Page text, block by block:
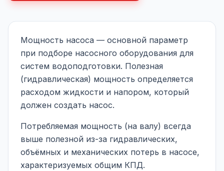
Мощность насоса — основной параметр
при подборе насосного оборудования для
систем водоподготовки. Полезная
(гидравлическая) мощность определяется
расходом жидкости и напором, который
должен создать насос.
Потребляемая мощность (на валу) всегда
выше полезной из-за гидравлических,
объёмных и механических потерь в насосе,
характеризуемых общим КПД.